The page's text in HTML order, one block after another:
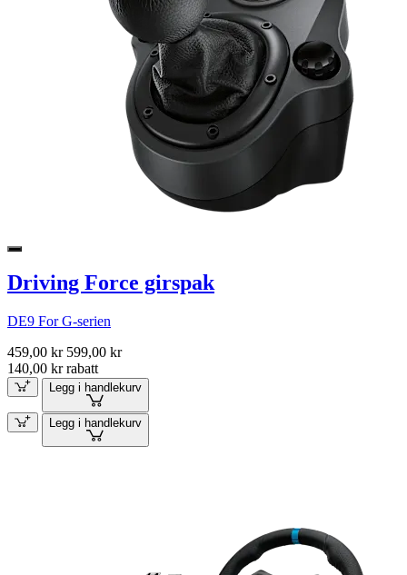
Driving Force girspak
DE9 For G-serien
459,00 kr 599,00 kr
140,00 kr rabatt
Legg i handlekurv
Legg i handlekurv